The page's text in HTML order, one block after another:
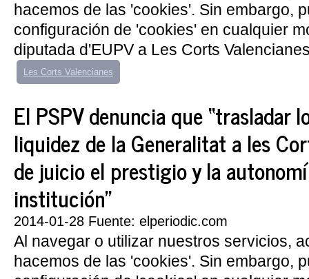
hacemos de las 'cookies'. Sin embargo,
configuración de 'cookies' en cualquier
diputada d'EUPV a Les Corts
Les Corts Valencianes
El PSPV denuncia que “trasladar
liquidez de la Generalitat a les
de juicio el prestigio y la
institución”
2014-01-28 Fuente: elperiodic.com
Al navegar o utilizar nuestros servicios,
hacemos de las 'cookies'. Sin embargo,